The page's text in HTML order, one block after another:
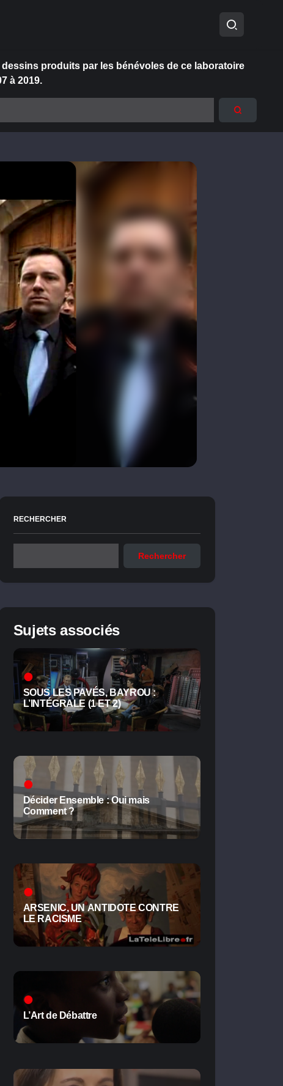
produits par les bénévoles de ce laboratoire
à 2019.
RECHERCHER
Rechercher
Sujets associés
SOUS LES PAVÉS, BAYROU :
L’INTÉGRALE (1 ET 2)
Décider Ensemble : Oui mais
Comment ?
ARSENIC, UN ANTIDOTE CONTRE
LE RACISME
L’Art de Débattre